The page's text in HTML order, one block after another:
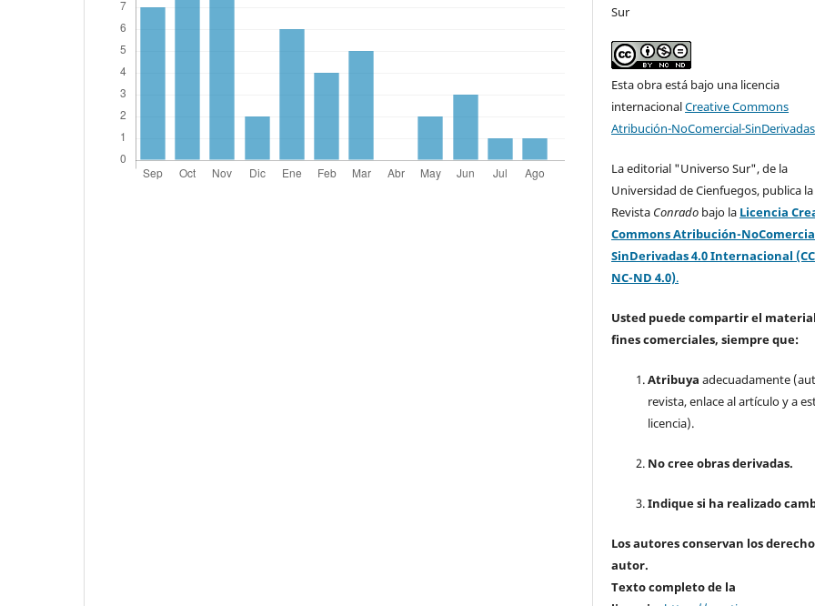
Sur
Esta obra está bajo una licencia
internacionalCreative Commons
Atribución-NoComercial-
La editorial "Universo Sur", de la
Universidad de Cienfuegos, publica la
Revista Conrado bajo la Licencia
Commons Atribución-
SinDerivadas 4.0 Internacional (CC
NC-ND 4.0).
Usted puede compartir el
fines comerciales, siempre que:
Atribuya adecuadamente
revista, enlace al artículo y a
licencia).
No cree obras derivadas.
Indique si ha realizado
Los autores conservan los
autor.
Texto completo de la